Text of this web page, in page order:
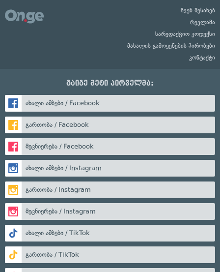
ჩვენ შესახებ
რეკლამა
სარედაქციო კოდექსი
მასალის გამოყენების პირობები
კონტაქტი
გაიგე მეტი პირველმა:
ახალი ამბები / Facebook
გართობა / Facebook
მეცნიერება / Facebook
ახალი ამბები / Instagram
გართობა / Instagram
მეცნიერება / Instagram
ახალი ამბები / TikTok
გართობა / TikTok